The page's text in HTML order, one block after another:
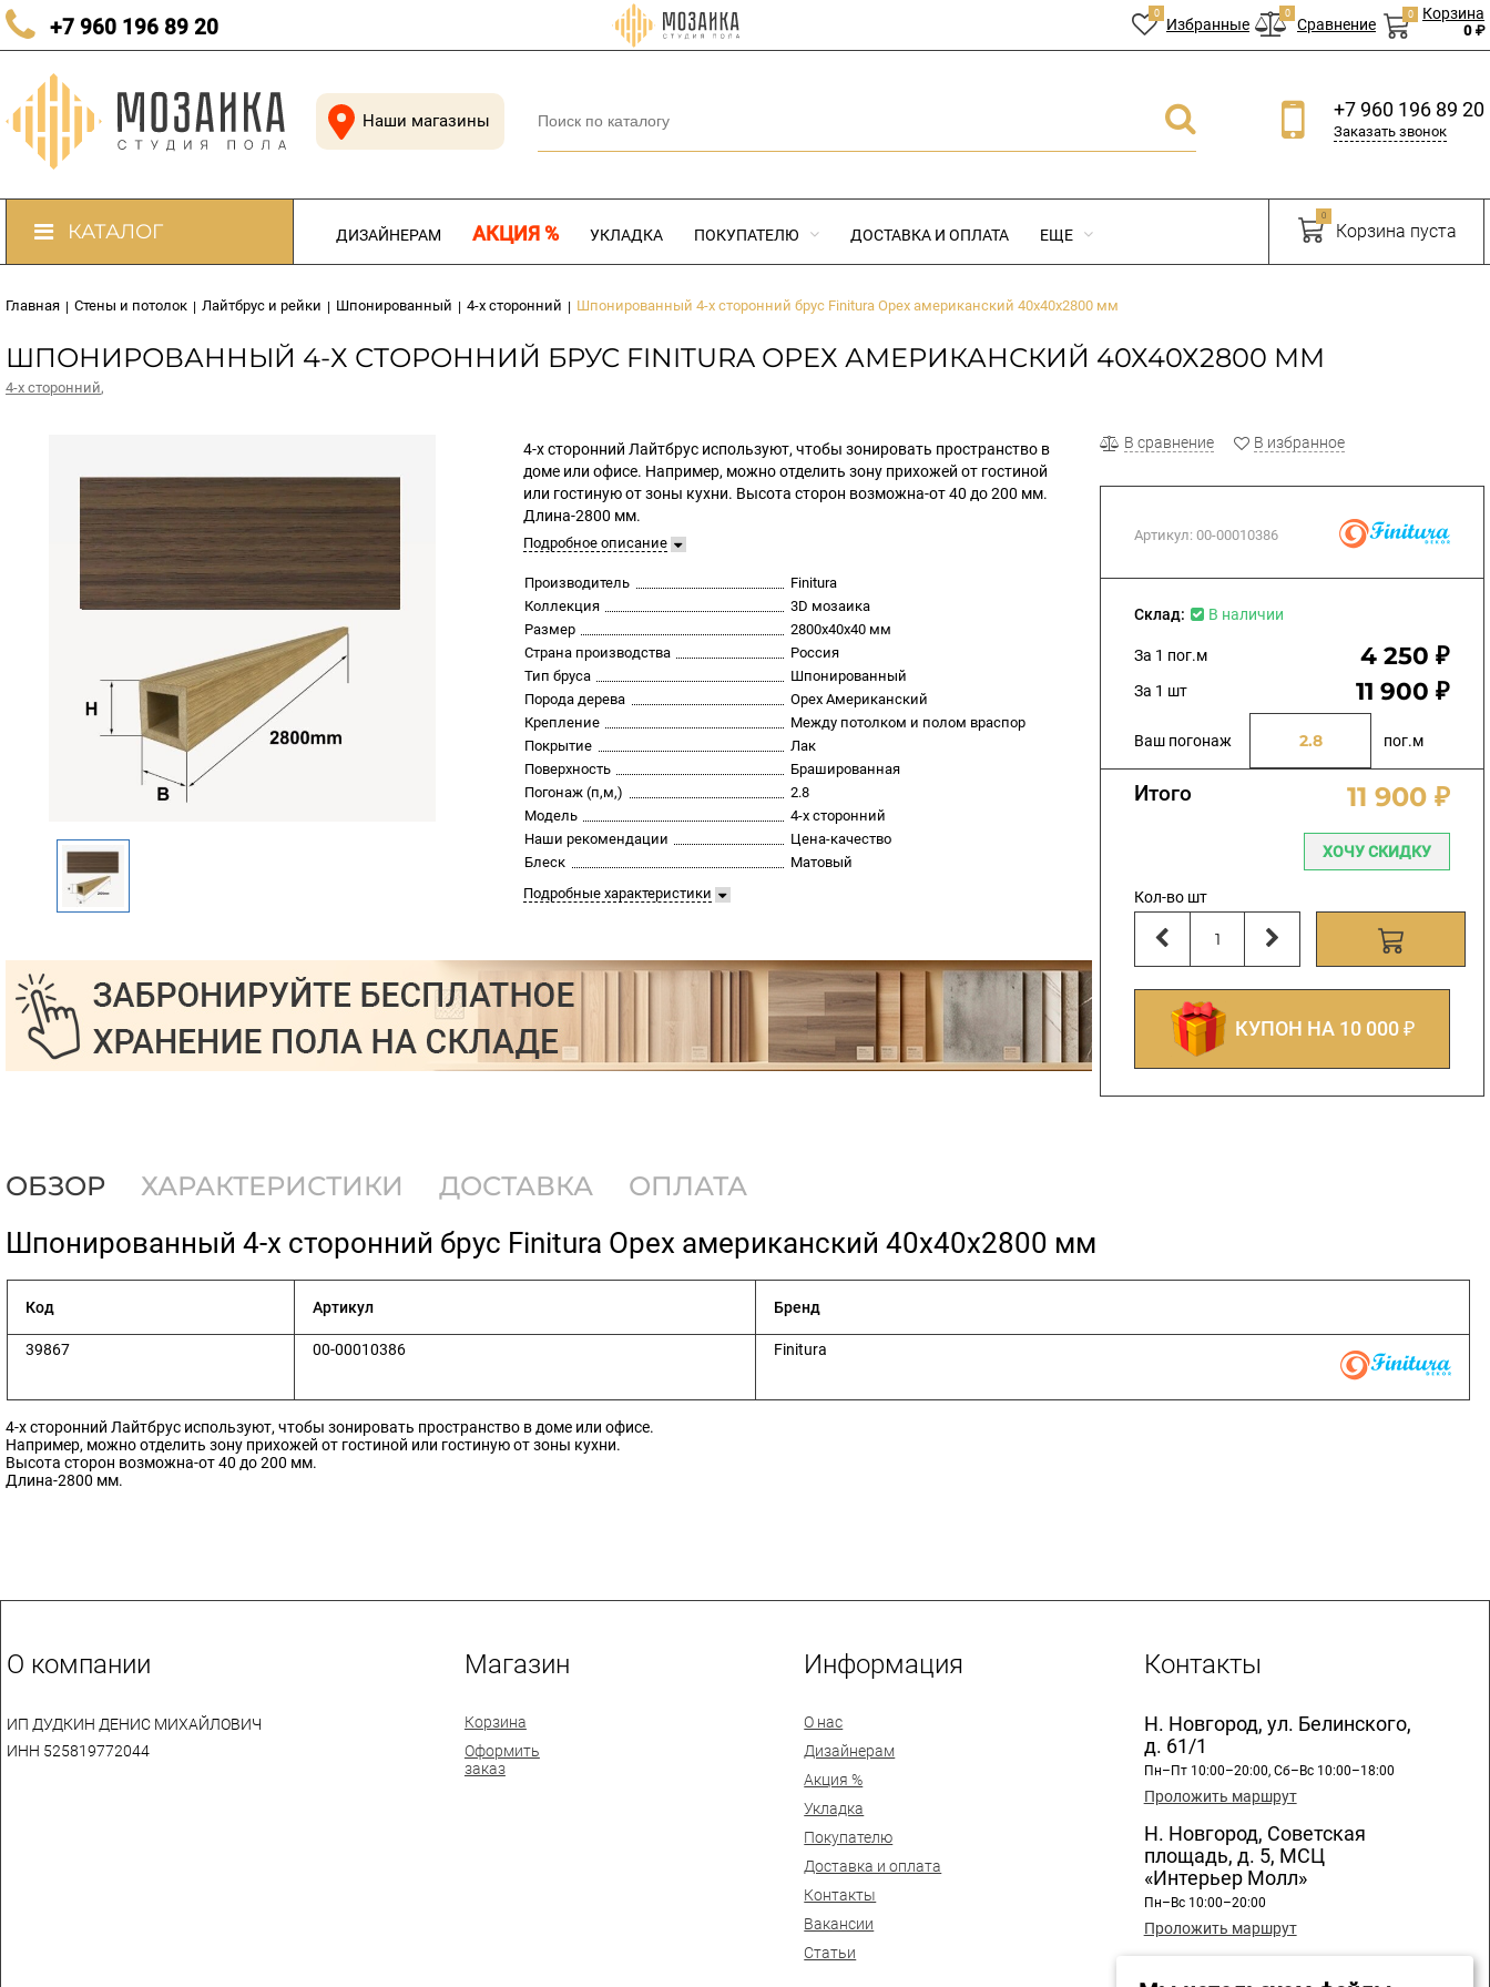
0
Избранные
0
Сравнение
0 Корзина
0 ₽
+7 960 196 89 20
КАЧЕСТВЕННЫЙ ПОЛ В КАЖДЫЙ ДОМ
Наши магазины +7 960 196 89 20
Заказать звонок
КАТАЛОГ Корзина пуста
0
ДИЗАЙНЕРАМ АКЦИЯ % УКЛАДКА ПОКУПАТЕЛЮ ДОСТАВКА И ОПЛАТА ЕЩЕ
Главная | Стены и потолок | Лайтбрус и рейки | Шпонированный | 4-х сторонний | Шпонированный 4-х сторонний брус Finitura Орех американский 40х40х2800 мм
ШПОНИРОВАННЫЙ 4-Х СТОРОННИЙ БРУС FINITURA ОРЕХ АМЕРИКАНСКИЙ 40Х40Х2800 ММ
4-х сторонний,
В сравнение В избранное
Артикул:00-00010386
Склад: В наличии
За 1 пог.м 4 250 ₽
За 1 шт 11 900 ₽
Ваш погонаж пог.м
Итого 11 900 ₽
ХОЧУ СКИДКУ
Кол-во шт
КУПОН НА 10 000 ₽
4-х сторонний Лайтбрус используют, чтобы зонировать пространство в
доме или офисе. Например, можно отделить зону прихожей от гостиной
или гостиную от зоны кухни. Высота сторон возможна-от 40 до 200 мм.
Длина-2800 мм.
Подробное описание
Производитель
Finitura
Коллекция
3D мозаика
Размер
2800х40х40 мм
Страна производства
Россия
Тип бруса
Шпонированный
Порода дерева
Орех Американский
Крепление
Между потолком и полом враспор
Покрытие
Лак
Поверхность
Брашированная
Погонаж (п,м,)
2.8
Модель
4-х сторонний
Наши рекомендации
Цена-качество
Блеск
Матовый
Подробные характеристики
ОБЗОР ХАРАКТЕРИСТИКИ ДОСТАВКА ОПЛАТА
​Шпонированный 4-х сторонний брус Finitura Орех американский 40х40х2800 мм
Код Артикул Бренд
39867 00-00010386 Finitura
4-х сторонний Лайтбрус используют, чтобы зонировать пространство в доме или офисе.
Например, можно отделить зону прихожей от гостиной или гостиную от зоны кухни.
Высота сторон возможна-от 40 до 200 мм.
Длина-2800 мм.
О компании
ИП ДУДКИН ДЕНИС МИХАЙЛОВИЧ
ИНН 525819772044
Магазин
Корзина
Оформить
заказ
Информация
О нас
Дизайнерам
Акция %
Укладка
Покупателю
Доставка и оплата
Контакты
Вакансии
Статьи
Контакты
Н. Новгород, ул. Белинского,
д. 61/1
Пн–Пт 10:00–20:00, Сб–Вс 10:00–18:00
Проложить маршрут
Н. Новгород, Советская
площадь, д. 5, МСЦ
«Интерьер Молл»
Пн–Вс 10:00–20:00
Проложить маршрут